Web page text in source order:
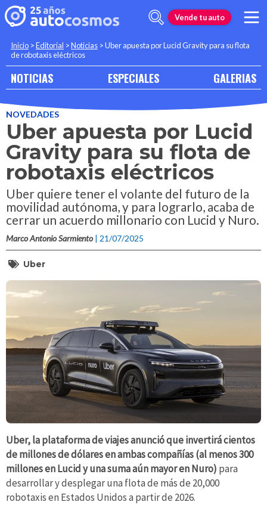
Vende tu auto
Inicio >Editorial >Noticias >Uber apuesta por Lucid Gravity para su flota
de robotaxis eléctricos
NOTICIAS ESPECIALES GALERIAS
NOVEDADES
Uber apuesta por Lucid
Gravity para su flota de
robotaxis eléctricos
Uber quiere tener el volante del futuro de la
movilidad autónoma, y para lograrlo, acaba de
cerrar un acuerdo millonario con Lucid y Nuro.
Marco Antonio Sarmiento | 21/07/2025
Uber
Uber, la plataforma de viajes anunció que invertirá cientos
de millones de dólares en ambas compañías (al menos 300
millones en Lucid y una suma aún mayor en Nuro) para
desarrollar y desplegar una flota de más de 20,000
robotaxis en Estados Unidos a partir de 2026.